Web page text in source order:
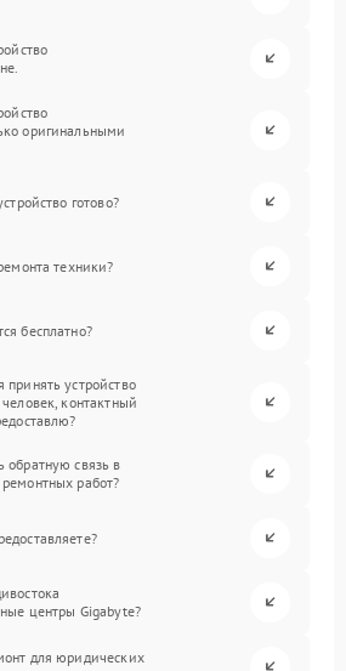
оригинальными
готово?
техники?
бесплатно?
устройство
контактный
обратную связь в
работ?
центры Gigabyte?
для юридических